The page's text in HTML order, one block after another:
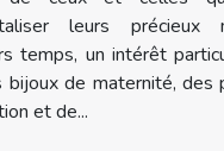
leurs précieux
temps, un intérêt
bijoux de maternité, des
et de...